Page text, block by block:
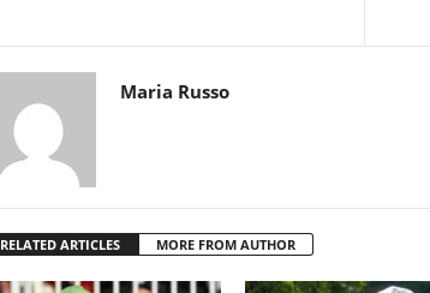
Maria Russo
RELATED ARTICLES MORE FROM AUTHOR